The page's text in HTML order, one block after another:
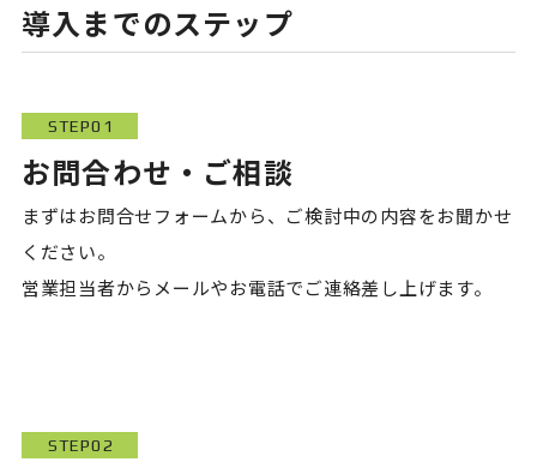
導入までのステップ
STEP01
お問合わせ・ご相談
まずはお問合せフォームから、ご検討中の内容をお聞かせ
ください。
営業担当者からメールやお電話でご連絡差し上げます。
STEP02